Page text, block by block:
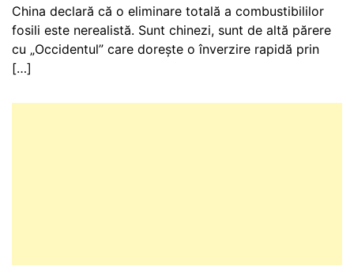
China declară că o eliminare totală a combustibililor
fosili este nerealistă. Sunt chinezi, sunt de altă părere
cu „Occidentul” care dorește o înverzire rapidă prin
[…]